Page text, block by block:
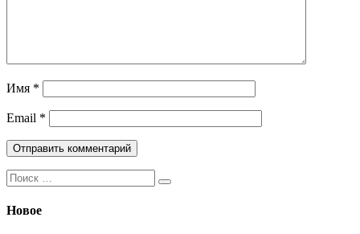
Имя *
Email *
Поиск:
Новое